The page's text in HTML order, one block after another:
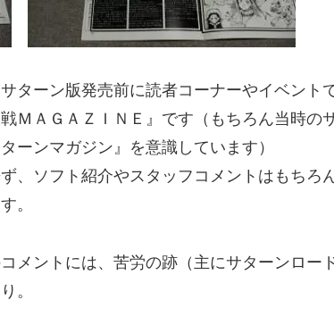
ターン版発売前に読者コーナーやイベント
ＭＡＧＡＺＩＮＥ』です（もちろん当時の
ーンマガジン』を意識しています）
、ソフト紹介やスタッフコメントはもちろ
。
メントには、苦労の跡（主にサターンロー
。